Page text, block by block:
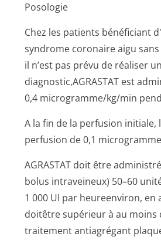
Posologie
Chez les patients bénéficiant
syndrome coronaire aigu sans
il n’est pas prévu de réaliser
diagnostic,AGRASTAT est
0,4 microgram­me/kg/min
A la fin de la perfusion
perfusion de 0,1
AGRASTAT doit être
bolus intraveineux) 50–60
1 000 UI par heureenviron,
doitêtre supérieur à au moins
traitement antiagrégant